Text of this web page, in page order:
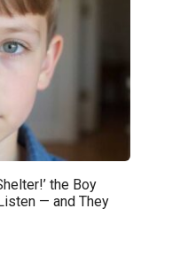
the Boy
— and They